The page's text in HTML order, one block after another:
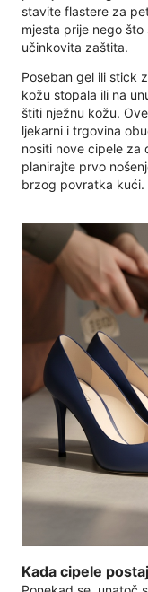
stavite flastere za
mjesta prije nego
učinkovita zaštita.
Poseban gel ili stick
kožu stopala ili na
štiti nježnu kožu.
ljekarni i trgovina
nositi nove cipele za
planirajte prvo
brzog povratka kući.
Kada cipele